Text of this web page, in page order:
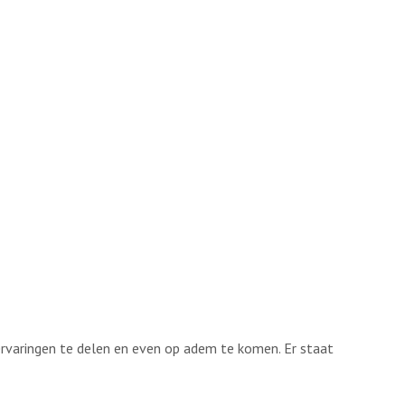
te delen en even op adem te komen. Er staat